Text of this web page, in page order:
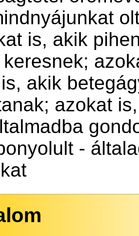
is, akik
akik
azokat
-